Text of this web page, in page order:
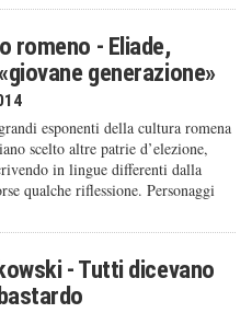
romeno - Eliade,
generazione»
esponenti della cultura romena
scelto altre patrie d’elezione,
in lingue differenti dalla
qualche riflessione. Personaggi
- Tutti dicevano